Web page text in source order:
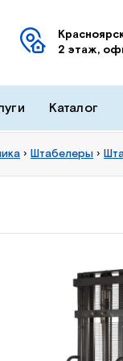
2 этаж,
Каталог
› Штабелеры ›